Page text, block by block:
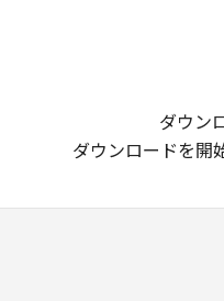
ダウン
ダウンロードを開